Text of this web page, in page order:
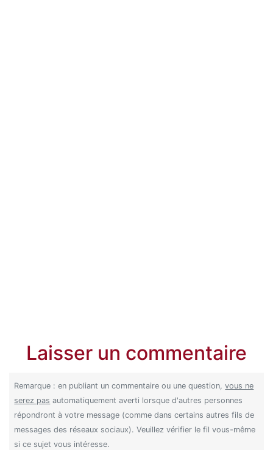
Laisser un commentaire
Remarque : en publiant un commentaire ou une question,vous ne
serez pas automatiquement averti lorsque d'autres personnes
répondront à votre message (comme dans certains autres fils de
messages des réseaux sociaux). Veuillez vérifier le fil vous-même
si ce sujet vous intéresse.